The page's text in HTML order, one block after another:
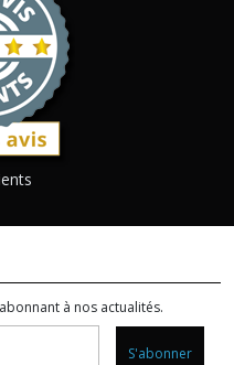
à nos actualités.
S'abonner